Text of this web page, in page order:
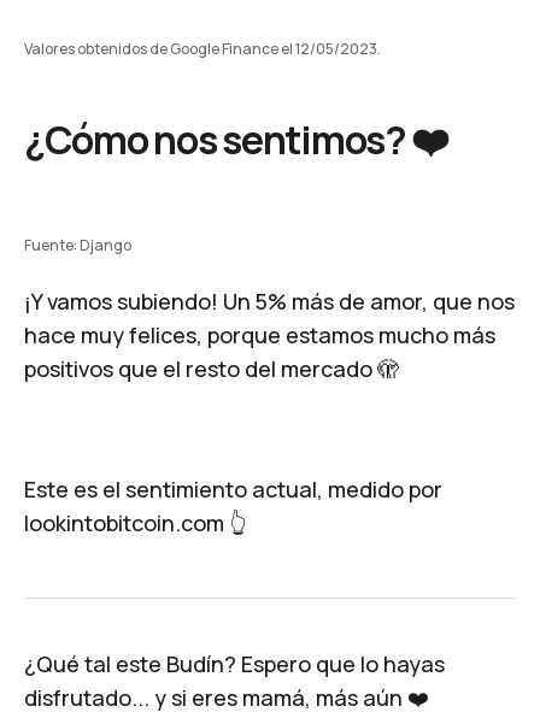
Valores obtenidos de Google Finance el 12/05/2023.
¿Cómo nos sentimos? ❤️
Fuente: Django
¡Y vamos subiendo! Un 5% más de amor, que nos
hace muy felices, porque estamos mucho más
positivos que el resto del mercado 🫣
Este es el sentimiento actual, medido por
lookintobitcoin.com 👆
¿Qué tal este Budín? Espero que lo hayas
disfrutado... y si eres mamá, más aún ❤️